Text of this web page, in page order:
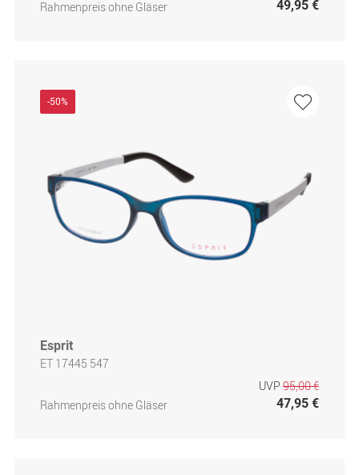
Rahmenpreis ohne Gläser 49,95 €
-50%
Esprit
ET 17445 547
Rahmenpreis ohne Gläser
UVP 95,00 €
47,95 €